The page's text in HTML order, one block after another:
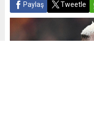
Paylaş Tweetle